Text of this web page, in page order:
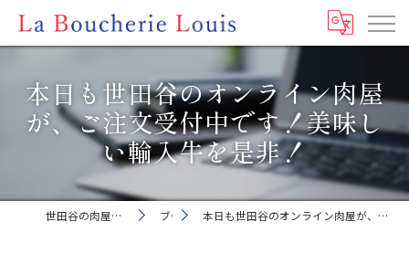
本日も世田谷のオンライン肉屋
が、ご注文受付中です！美味し
い輸入牛を是非！
世田谷の肉屋ならLa Boucherie Louis ブログ 本日も世田谷のオンライン肉屋が、ご注文受付中です！美味しい輸入牛を是非！